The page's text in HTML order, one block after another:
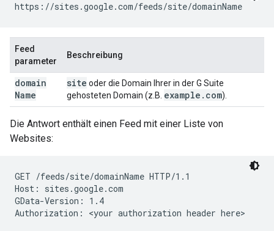
https://sites.google.com/feeds/site/domainName
Feed
parameter
Beschreibung
domain
Name
site oder die Domain Ihrer in der G Suite
gehosteten Domain (z.B. example . com).
Die Antwort enthält einen Feed mit einer Liste von
Websites:
GET /feeds/site/domainName HTTP/1.1
Host: sites.google.com
GData-Version: 1.4
Authorization: <your authorization header here>